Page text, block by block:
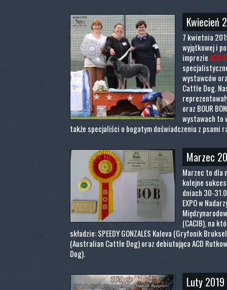
Kwiecień
7 kwietnia
wyjątkowej i
imprezieACD
wystawców
Cattle Dog.
oraz BOUR
wystawach to
także specjaliści o bogatym doświadczeniu z
Marzec
Marzec to dla
kolejne
dniach 30-
EXPO w
(CACIB), na
składzie: SPEEDY GONZALES Kaleva (Gryfonik
(Australian Cattle Dog) oraz debiutująca ACD
Dog).
Luty 2019